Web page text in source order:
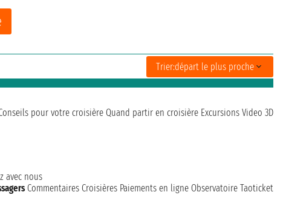
Trier:départ le plus proche
pour votre croisière Quand partir en croisière Excursions Video 3D
avec nous
Commentaires Croisières Paiements en ligne Observatoire Taoticket